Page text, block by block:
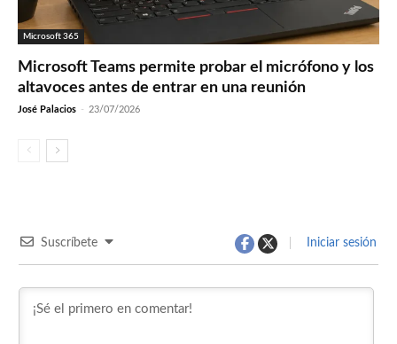
Microsoft 365
Microsoft Teams permite probar el micrófono y los
altavoces antes de entrar en una reunión
José Palacios - 23/07/2026
Suscríbete Iniciar sesión